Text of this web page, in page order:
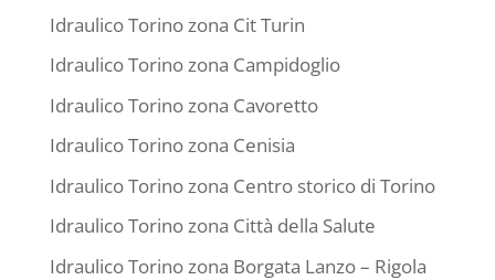
Idraulico Torino zona Cit Turin
Idraulico Torino zona Campidoglio
Idraulico Torino zona Cavoretto
Idraulico Torino zona Cenisia
Idraulico Torino zona Centro storico di Torino
Idraulico Torino zona Città della Salute
Idraulico Torino zona Borgata Lanzo – Rigola